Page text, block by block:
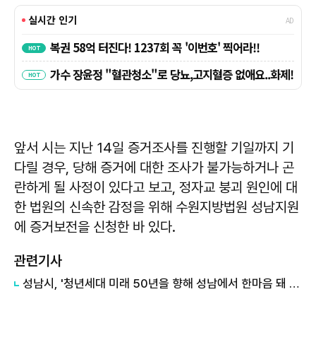
앞서 시는 지난 14일 증거조사를 진행할 기일까지 기
다릴 경우, 당해 증거에 대한 조사가 불가능하거나 곤
란하게 될 사정이 있다고 보고, 정자교 붕괴 원인에 대
한 법원의 신속한 감정을 위해 수원지방법원 성남지원
에 증거보전을 신청한 바 있다.
관련기사
성남시, '청년세대 미래 50년을 향해 성남에서 한마음 돼 최선 다할 것'